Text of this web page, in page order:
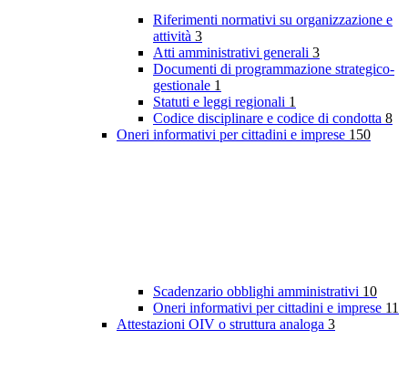
Riferimenti normativi su organizzazione e
attività 3
Atti amministrativi generali 3
Documenti di programmazione strategico-
gestionale 1
Statuti e leggi regionali 1
Codice disciplinare e codice di condotta 8
Oneri informativi per cittadini e imprese 150
Scadenzario obblighi amministrativi 10
Oneri informativi per cittadini e imprese 11
Attestazioni OIV o struttura analoga 3